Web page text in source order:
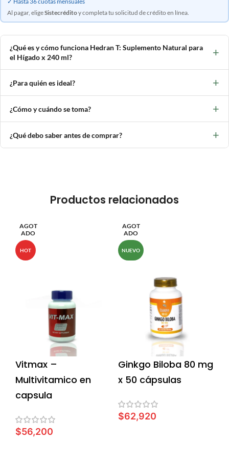
Al pagar, eligeSistecréditoy completa tu solicitud de crédito en línea.
¿Qué es y cómo funciona Hedran T: Suplemento Natural para
el Hígado x 240 ml?
+
¿Para quién es ideal? +
¿Cómo y cuándo se toma? +
¿Qué debo saber antes de comprar? +
Productos relacionados
AGOT
ADO
HOT
Vitmax –
Multivitamico en
capsula
$56,200
AGOT
ADO
NUEVO
Ginkgo Biloba 80 mg
x 50 cápsulas
$62,920